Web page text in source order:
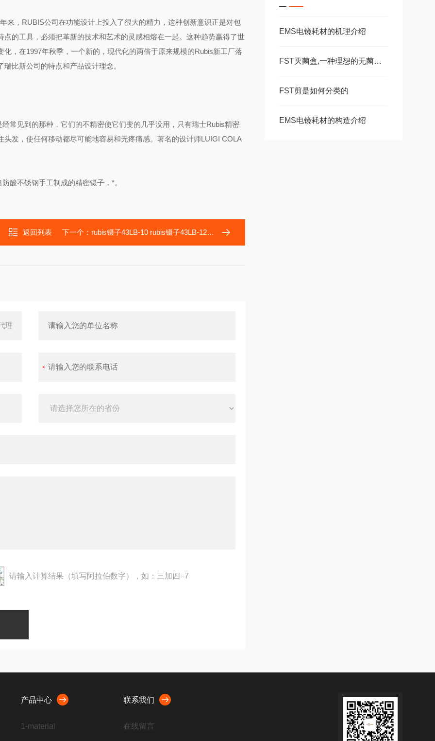
EMS电镜耗材的机理介绍
FST灭菌盒,一种理想的无菌包装方式
FST剪是如何分类的
EMS电镜耗材的构造介绍
来，RUBIS公司在功能设计上投入了很大的精力，这种创新意识正是对包
的工具，必须把革新的技术和艺术的灵感相熔在一起。这种趋势赢得了世
，在1997年秋季，一个新的，现代化的两倍于原来规模的Rubis新工厂落
比斯公司的特点和产品设计理念。
经常见到的那种，它们的不精密使它们变的几乎没用，只有瑞士Rubis精密
发，使任何移动都尽可能地容易和无疼痛感。著名的设计师LUIGI COLA
酸不锈钢手工制成的精密镊子，*。
返回列表 下一个： rubis镊子43LB-10 rubis镊子43LB-12 rubis镊子43LB/14
请输入计算结果（填写阿拉伯数字），如：三加四=7
产品中心
1-material
联系我们
在线留言